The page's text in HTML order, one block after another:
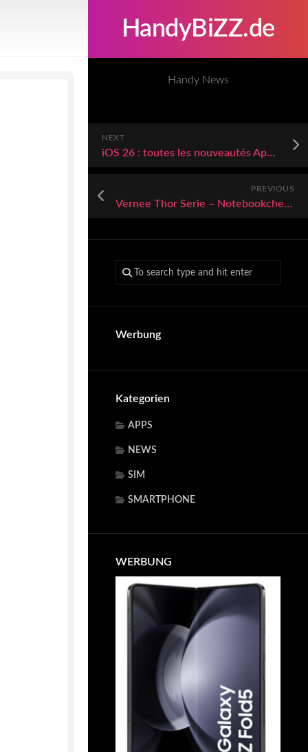
HandyBiZZ.de
Handy News
NEXT
iOS 26 : toutes les nouveautés Apple Notes
PREVIOUS
Vernee Thor Serie – Notebookcheck.com Externe Tests
Werbung
Kategorien
APPS
NEWS
SIM
SMARTPHONE
WERBUNG